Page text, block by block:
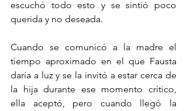
escuchó todo esto y se sintió poco
querida y no deseada.
Cuando se comunicó a la madre el
tiempo aproximado en el que Fausta
daría a luz y se la invitó a estar cerca de
la hija durante ese momento crítico,
ella aceptó, pero cuando llegó la